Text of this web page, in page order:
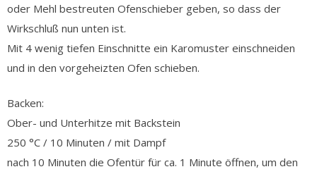
oder Mehl bestreuten Ofenschieber geben, so dass der
Wirkschluß nun unten ist.
Mit 4 wenig tiefen Einschnitte ein Karomuster einschneiden
und in den vorgeheizten Ofen schieben.
Backen:
Ober- und Unterhitze mit Backstein
250 °C / 10 Minuten / mit Dampf
nach 10 Minuten die Ofentür für ca. 1 Minute öffnen, um den